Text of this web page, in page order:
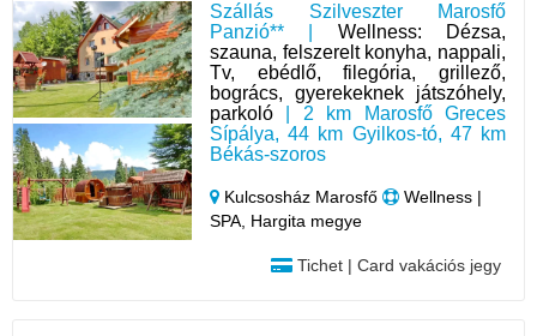
Szállás Szilveszter Marosfő
Panzió** | Wellness: Dézsa,
szauna, felszerelt konyha, nappali,
Tv, ebédlő, filegória, grillező,
bogrács, gyerekeknek játszóhely,
parkoló | 2 km Marosfő Greces
Sípálya, 44 km Gyilkos-tó, 47 km
Békás-szoros
Kulcsosház Marosfő
Wellness |
SPA, Hargita megye
Tichet | Card vakációs jegy